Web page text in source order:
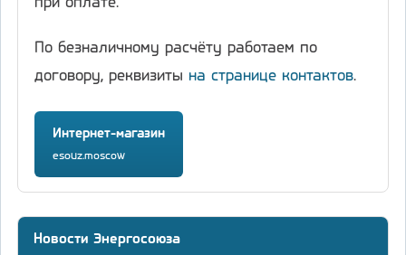
По безналичному расчёту работаем по
договору, реквизиты на странице контактов.
Интернет-магазин
esouz.moscow
Новости Энергосоюза